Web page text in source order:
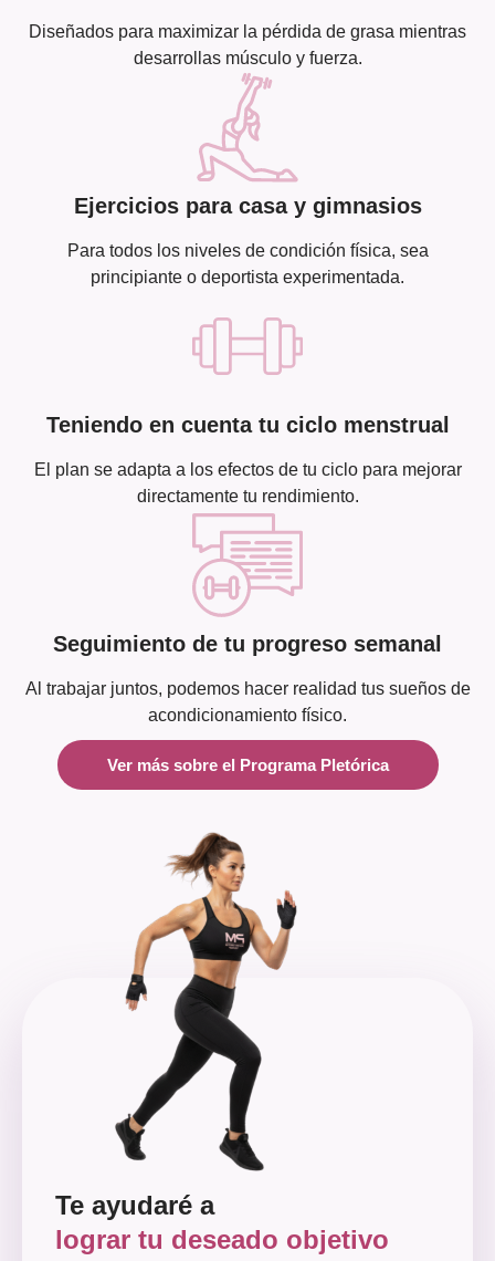
Diseñados para maximizar la pérdida de grasa mientras
desarrollas músculo y fuerza.
Ejercicios para casa y gimnasios
Para todos los niveles de condición física, sea
principiante o deportista experimentada.
Teniendo en cuenta tu ciclo menstrual
El plan se adapta a los efectos de tu ciclo para mejorar
directamente tu rendimiento.
Seguimiento de tu progreso semanal
Al trabajar juntos, podemos hacer realidad tus sueños de
acondicionamiento físico.
Ver más sobre el Programa Pletórica
Te ayudaré a
lograr tu deseado objetivo